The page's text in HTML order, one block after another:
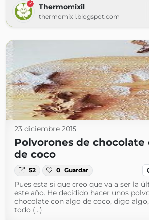
Thermomixil
thermomixil.blogspot.com
23 diciembre 2015
Polvorones de chocolate
de coco
52 0 Guardar
Pues esta si que creo que va a ser la
este año. He decidido hacer unos
chocolate con algo de coco, digo
todo (...)